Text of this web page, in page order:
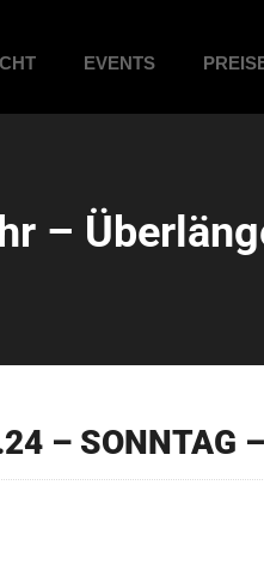
EVENTS
–
– SONNTAG